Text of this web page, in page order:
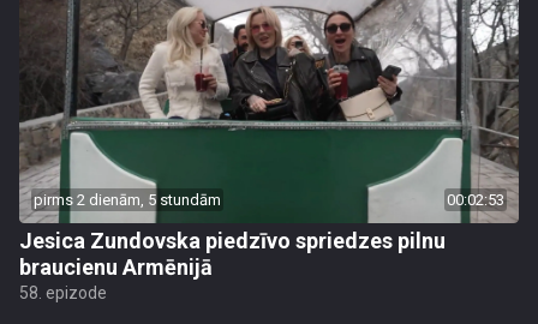
pirms 2 dienām, 5 stundām 00:02:53
Jesica Zundovska piedzīvo spriedzes pilnu
braucienu Armēnijā
58. epizode